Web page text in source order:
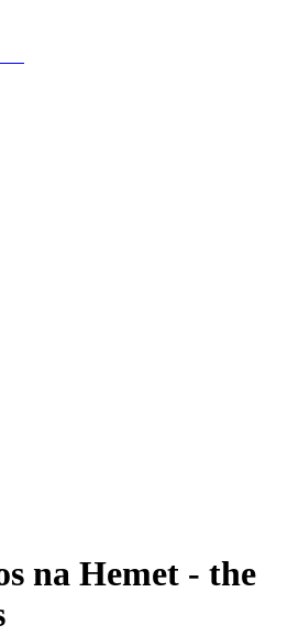
na Hemet - the